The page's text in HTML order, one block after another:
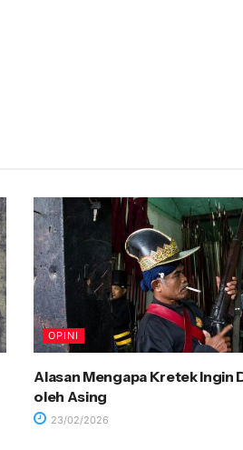
OPINI
Alasan Mengapa Kretek Ingin
oleh Asing
23/02/2026